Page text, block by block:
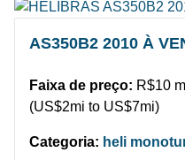
AS350B2 2010 À
Faixa de preço: R$10
(US$2mi to US$7mi)
Categoria: heli